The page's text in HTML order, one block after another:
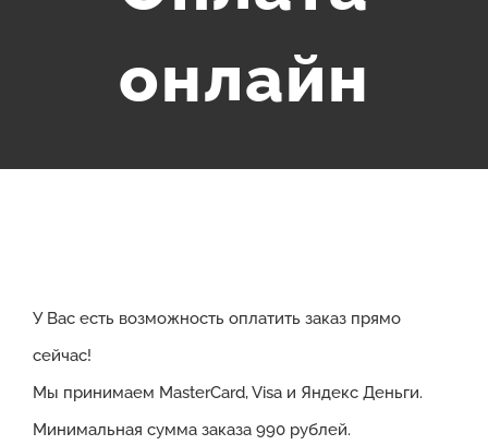
онлайн
У Вас есть возможность оплатить заказ прямо
сейчас!
Мы принимаем MasterCard, Visa и Яндекс Деньги.
Минимальная сумма заказа 990 рублей.